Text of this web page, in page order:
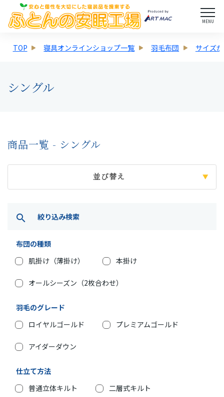
MENU
TOP 寝具オンラインショップ一覧 羽毛布団 サイズ
シングル
商品一覧 - シングル
並び替え
search 絞り込み検索
布団の種類
肌掛け（薄掛け）
本掛け
オールシーズン（2枚合わせ）
羽毛のグレード
ロイヤルゴールド
プレミアムゴールド
アイダーダウン
仕立て方法
普通立体キルト
二層式キルト